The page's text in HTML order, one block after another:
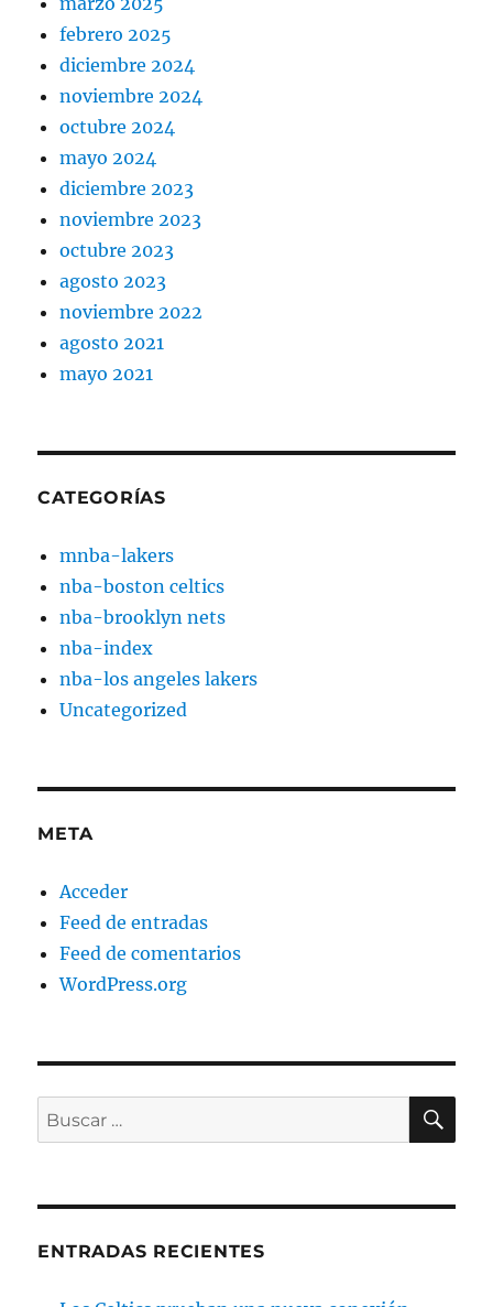
febrero 2025
diciembre 2024
noviembre 2024
octubre 2024
mayo 2024
diciembre 2023
noviembre 2023
octubre 2023
agosto 2023
noviembre 2022
agosto 2021
mayo 2021
CATEGORÍAS
mnba-lakers
nba-boston celtics
nba-brooklyn nets
nba-index
nba-los angeles lakers
Uncategorized
META
Acceder
Feed de entradas
Feed de comentarios
WordPress.org
Buscar
por:
ENTRADAS RECIENTES